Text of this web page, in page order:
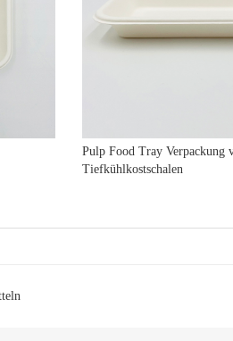
Pulp Food Tray Verpackung
Tiefkühlkostschalen